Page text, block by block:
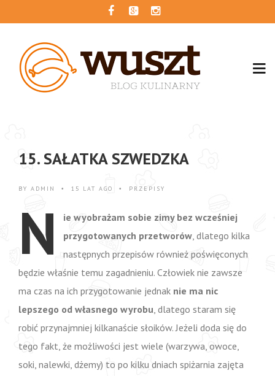
15. SAŁATKA SZWEDZKA
BY ADMIN • 15 LAT AGO • PRZEPISY
N
ie wyobrażam sobie zimy bez wcześniej
przygotowanych przetworów, dlatego kilka
następnych przepisów również poświęconych
będzie właśnie temu zagadnieniu. Człowiek nie zawsze
ma czas na ich przygotowanie jednak nie ma nic
lepszego od własnego wyrobu, dlatego staram się
robić przynajmniej kilkanaście słoików. Jeżeli doda się do
tego fakt, że możliwości jest wiele (warzywa, owoce,
soki, nalewki, dżemy) to po kilku dniach spiżarnia zajęta